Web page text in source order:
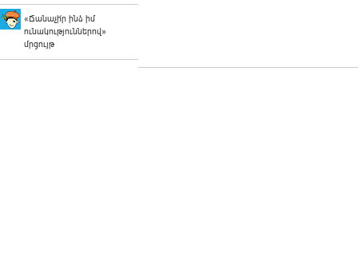
«Ճանաչի՛ր ինձ իմ
ունակություններով»
մրցույթ